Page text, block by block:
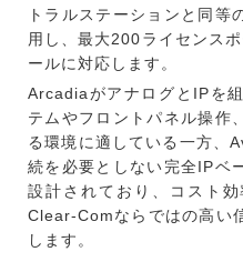
トラルステーションと同等
用し、最大200ライセンス
ールに対応します。
ArcadiaがアナログとIPを
テムやフロントパネル操作
る環境に適している一方、
続を必要としない完全IPベ
設計されており、コスト
Clear-Comならではの高い
します。